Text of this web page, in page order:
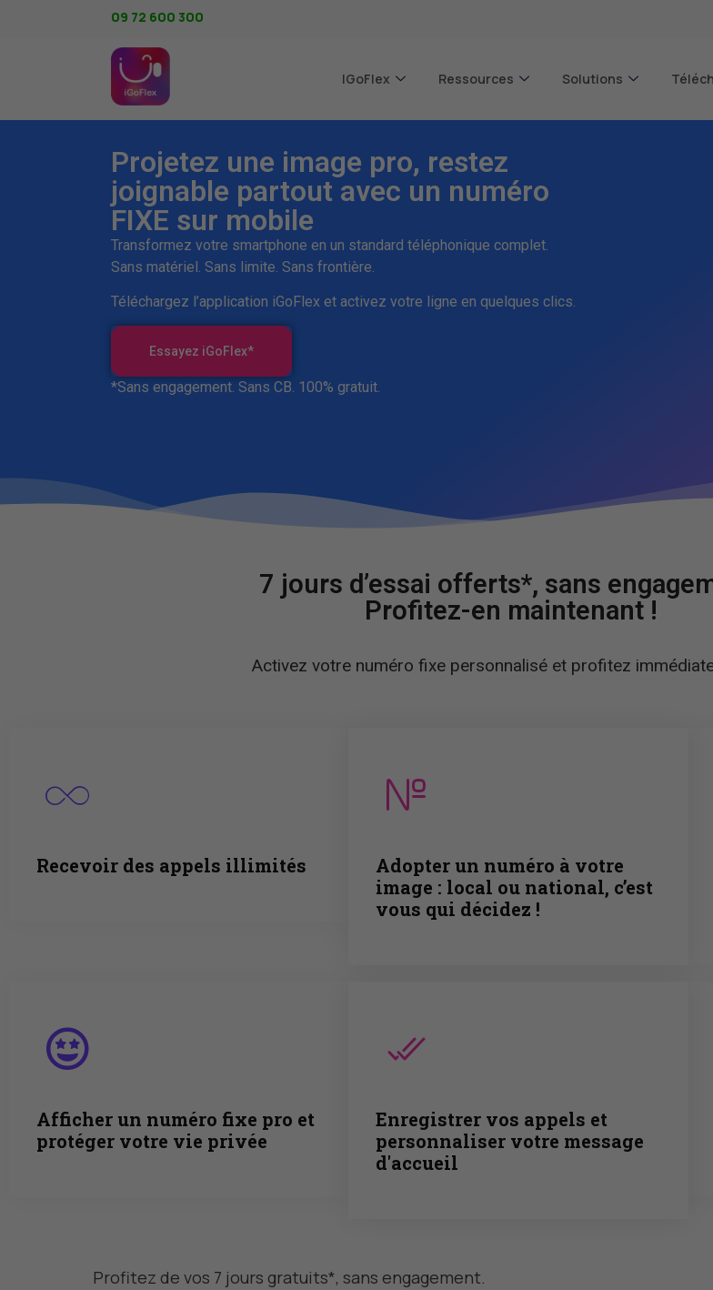
09 72 600 300
IGoFlex Ressources Solutions
Projetez une image pro, restez
joignable partout avec un numéro
FIXE sur mobile
Transformez votre smartphone en un standard téléphonique complet.
Sans matériel. Sans limite. Sans frontière.
Téléchargez l’application iGoFlex et activez votre ligne en quelques clics.
Essayez iGoFlex*
*Sans engagement. Sans CB. 100% gratuit.
7 jours d’essai offerts*, sans
Profitez-en maintenant !
Activez votre numéro fixe personnalisé et profitez
Recevoir des appels illimités
Adopter un numéro à votre
image : local ou national, c’est
vous qui décidez !
Afficher un numéro fixe pro et
protéger votre vie privée
Enregistrer vos appels et
personnaliser votre message
d'accueil
Profitez de vos 7 jours gratuits*, sans engagement.